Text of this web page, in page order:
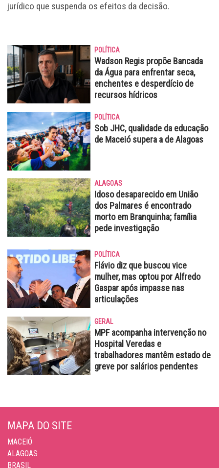
jurídico que suspenda os efeitos da decisão.
POLÍTICA
Wadson Regis propõe Bancada
da Água para enfrentar seca,
enchentes e desperdício de
recursos hídricos
POLÍTICA
Sob JHC, qualidade da educação
de Maceió supera a de Alagoas
ALAGOAS
Idoso desaparecido em União
dos Palmares é encontrado
morto em Branquinha; família
pede investigação
POLÍTICA
Flávio diz que buscou vice
mulher, mas optou por Alfredo
Gaspar após impasse nas
articulações
GERAL
MPF acompanha intervenção no
Hospital Veredas e
trabalhadores mantêm estado de
greve por salários pendentes
MAPA DO SITE
MACEIÓ
ALAGOAS
BRASIL